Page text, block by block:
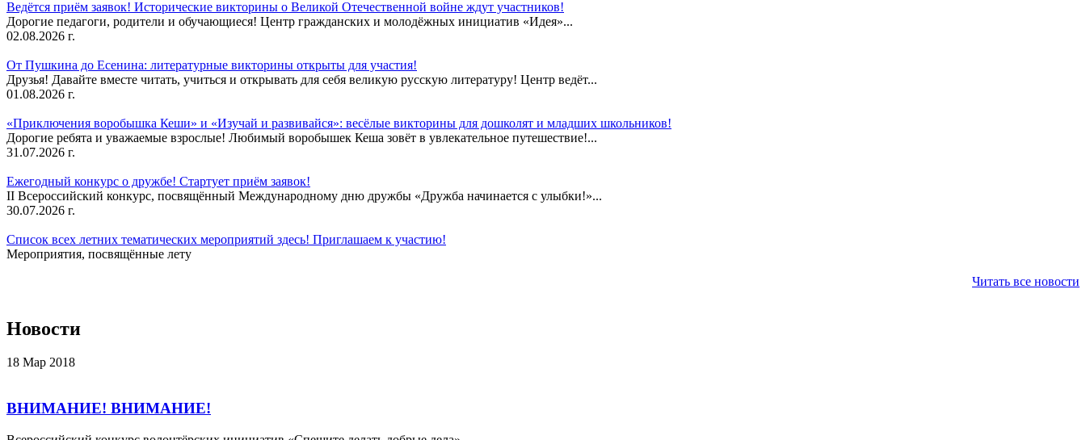
Ведётся приём заявок! Исторические викторины о Великой Отечественной войне ждут участников!
Дорогие педагоги, родители и обучающиеся! Центр гражданских и молодёжных инициатив «Идея»...
02.08.2026 г.
От Пушкина до Есенина: литературные викторины открыты для участия!
Друзья! Давайте вместе читать, учиться и открывать для себя великую русскую литературу! Центр ведёт...
01.08.2026 г.
«Приключения воробышка Кеши» и «Изучай и развивайся»: весёлые викторины для дошколят и младших школьников!
Дорогие ребята и уважаемые взрослые! Любимый воробышек Кеша зовёт в увлекательное путешествие!...
31.07.2026 г.
Ежегодный конкурс о дружбе! Стартует приём заявок!
II Всероссийский конкурс, посвящённый Международному дню дружбы «Дружба начинается с улыбки!»...
30.07.2026 г.
Список всех летних тематических мероприятий здесь! Приглашаем к участию!
Мероприятия, посвящённые лету
Читать все новости
Новости
18 Мар 2018
ВНИМАНИЕ! ВНИМАНИЕ!